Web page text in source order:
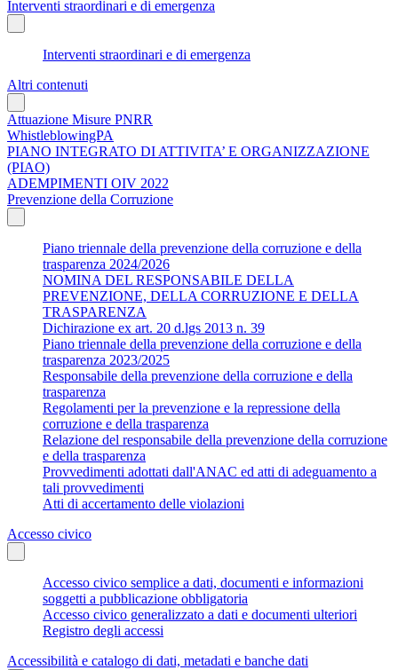
Interventi straordinari e di emergenza
Interventi straordinari e di emergenza
Altri contenuti
Attuazione Misure PNRR
WhistleblowingPA
PIANO INTEGRATO DI ATTIVITA’ E ORGANIZZAZIONE
(PIAO)
ADEMPIMENTI OIV 2022
Prevenzione della Corruzione
Piano triennale della prevenzione della corruzione e della
trasparenza 2024/2026
NOMINA DEL RESPONSABILE DELLA
PREVENZIONE, DELLA CORRUZIONE E DELLA
TRASPARENZA
Dichirazione ex art. 20 d.lgs 2013 n. 39
Piano triennale della prevenzione della corruzione e della
trasparenza 2023/2025
Responsabile della prevenzione della corruzione e della
trasparenza
Regolamenti per la prevenzione e la repressione della
corruzione e della trasparenza
Relazione del responsabile della prevenzione della corruzione
e della trasparenza
Provvedimenti adottati dall'ANAC ed atti di adeguamento a
tali provvedimenti
Atti di accertamento delle violazioni
Accesso civico
Accesso civico semplice a dati, documenti e informazioni
soggetti a pubblicazione obbligatoria
Accesso civico generalizzato a dati e documenti ulteriori
Registro degli accessi
Accessibilità e catalogo di dati, metadati e banche dati